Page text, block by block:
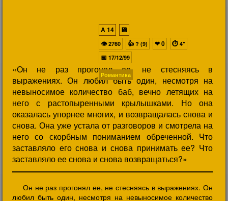
«Он не раз прогонял ее, не стесняясь в
выражениях. Он любил быть один, несмотря на
невыносимое количество баб, вечно летящих на
него с растопыренными крылышками. Но она
оказалась упорнее многих, и возвращалась снова и
снова. Она уже устала от разговоров и смотрела на
него со скорбным пониманием обреченной. Что
заставляло его снова и снова принимать ее? Что
заставляло ее снова и снова возвращаться?»
A14
💾
👁2760 👍 ? (9) ❤0 ⏱ 4"
📅 17/12/99
Романтика
Он не раз прогонял ее, не стесняясь в выражениях. Он
любил быть один, несмотря на невыносимое количество